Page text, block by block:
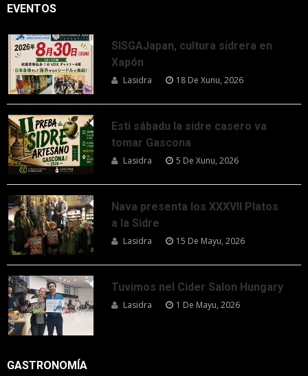
EVENTOS
SISGAJapan, cultura sidrera en
Xapón
Lasidra 18 De Xunu, 2026
Esti sábadu la sidre casero va
tomar Gascona
Lasidra 5 De Xunu, 2026
Nava presenta los XXXVII Platos
a la Sidre
Lasidra 15 De Mayu, 2026
Tuvimos nel Cider Salon Hungary
Lasidra 1 De Mayu, 2026
GASTRONOMÍA